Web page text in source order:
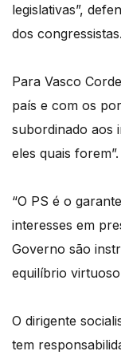
legislativas”,
dos congressistas.
Para Vasco
país e com os
subordinado aos
eles quais forem”.
“O PS é o
interesses em
Governo são
equilíbrio
O dirigente
tem